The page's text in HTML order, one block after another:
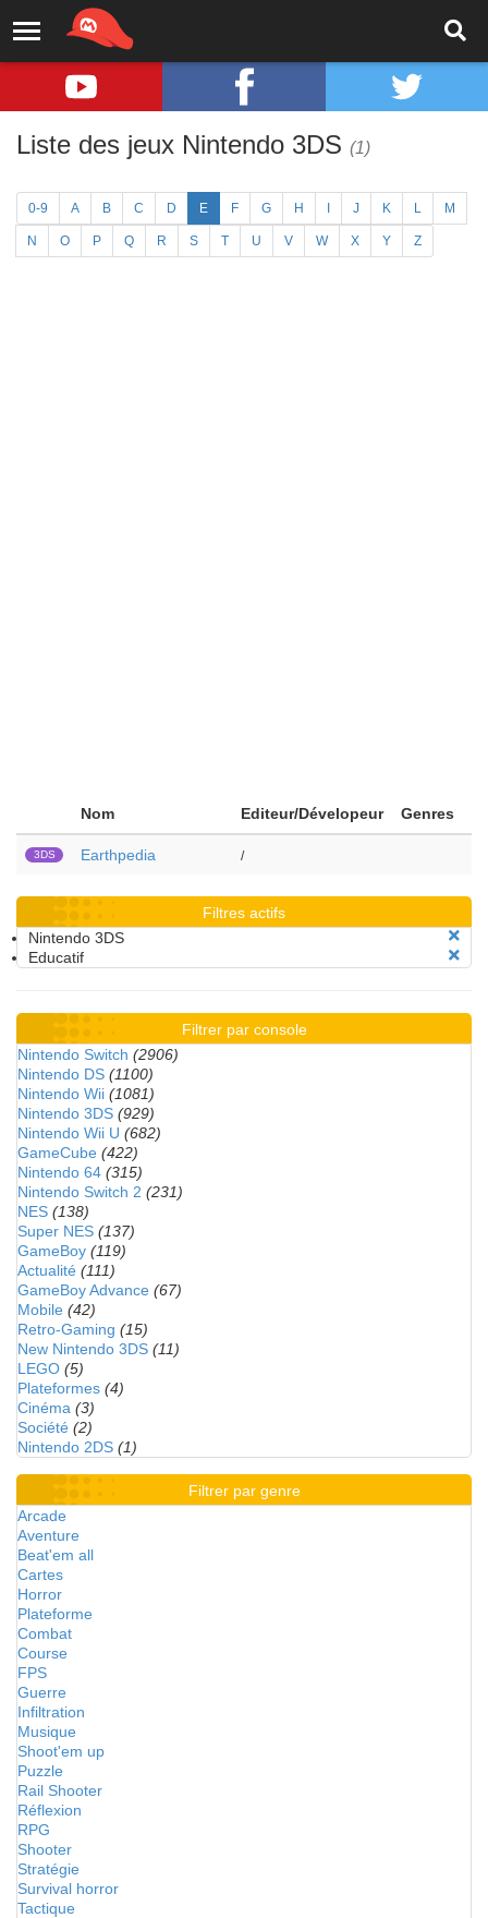
Liste des jeux Nintendo 3DS (1)
0-9 A B C D E F G H J K L M
N O P Q R S T U V W X Y Z
Nom Editeur/Dévelopeur Genres
3DS Earthpedia /
Filtres actifs
Nintendo 3DS
Educatif
Filtrer par console
Nintendo Switch (2906)
Nintendo DS (1100)
Nintendo Wii (1081)
Nintendo 3DS (929)
Nintendo Wii U (682)
GameCube (422)
Nintendo 64 (315)
Nintendo Switch 2 (231)
NES (138)
Super NES (137)
GameBoy (119)
Actualité (111)
GameBoy Advance (67)
Mobile (42)
Retro-Gaming (15)
New Nintendo 3DS (11)
LEGO (5)
Plateformes (4)
Cinéma (3)
Société (2)
Nintendo 2DS (1)
Filtrer par genre
Arcade
Aventure
Beat'em all
Cartes
Horror
Plateforme
Combat
Course
FPS
Guerre
Infiltration
Musique
Shoot'em up
Puzzle
Rail Shooter
Réflexion
RPG
Shooter
Stratégie
Survival horror
Tactique